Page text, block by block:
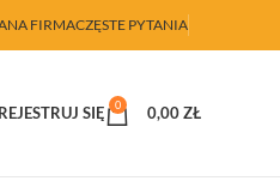
FIRMACZĘSTE PYTANIA
SIĘ 0 0,00ZŁ